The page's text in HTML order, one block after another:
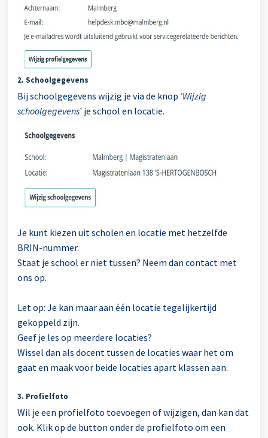
2. Schoolgegevens
Bij schoolgegevens wijzig je via de knop 'Wijzig
schoolgegevens' je school en locatie.
Je kunt kiezen uit scholen en locatie met hetzelfde
BRIN-nummer.
Staat je school er niet tussen? Neem dan contact met
ons op.
Let op: Je kan maar aan één locatie tegelijkertijd
gekoppeld zijn.
Geef je les op meerdere locaties?
Wissel dan als docent tussen de locaties waar het om
gaat en maak voor beide locaties apart klassen aan.
3. Profielfoto
Wil je een profielfoto toevoegen of wijzigen, dan kan dat
ook. Klik op de button onder de profielfoto om een